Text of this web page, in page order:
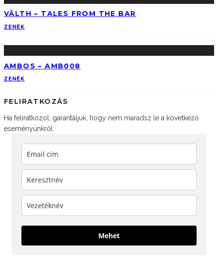
VÄLTH – TALES FROM THE BAR
ZENÉK
AMBOS – AMB008
ZENÉK
FELIRATKOZÁS
Ha feliratkozol, garantáljuk, hogy nem maradsz le a következő
eseményünkről.
Mehet